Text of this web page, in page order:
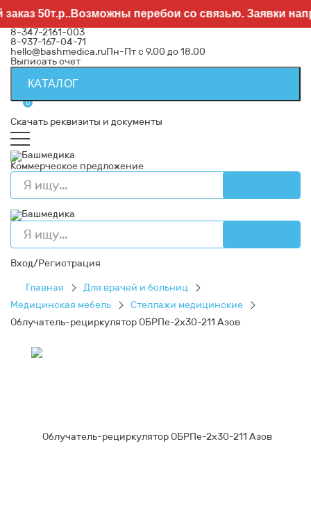
перебои со связью. Заявки
8-347-2161-003
8-937-167-04-71
hello@bashmedica.ruПн-Пт с 9.00 до 18.00
Выписать счет
КАТАЛОГ
0
Скачать реквизиты и документы
Коммерческое предложение
Вход/Регистрация
Главная
Для врачей и больниц
Медицинская мебель
Стеллажи медицинские
Облучатель-рециркулятор ОБРПе-2x30-211 Азов